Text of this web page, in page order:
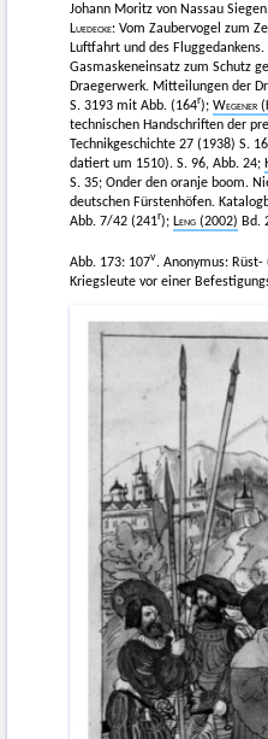
Johann Moritz von Nassau
Luedecke: Vom Zaubervogel zum
Luftfahrt und des
Gasmaskeneinsatz zum Schutz
Draegerwerk. Mitteilungen der
S. 3193 mit Abb. (164r); Wegener
technischen Handschriften der
Technikgeschichte 27 (1938) S.
datiert um 1510). S. 96, Abb. 24;
S. 35; Onder den oranje boom.
deutschen Fürstenhöfen.
Abb. 7/42 (241r); Leng (2002) Bd.
Abb. 173: 107v. Anonymus: Rüst-
Kriegsleute vor einer